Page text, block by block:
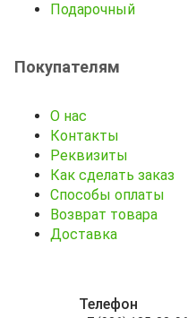
Подарочный
Покупателям
О нас
Контакты
Реквизиты
Как сделать заказ
Способы оплаты
Возврат товара
Доставка
Телефон